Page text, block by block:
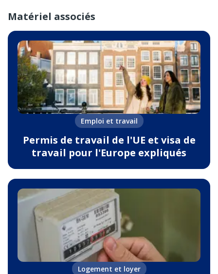
Matériel associés
Emploi et travail
Permis de travail de l'UE et visa de
travail pour l'Europe expliqués
Logement et loyer